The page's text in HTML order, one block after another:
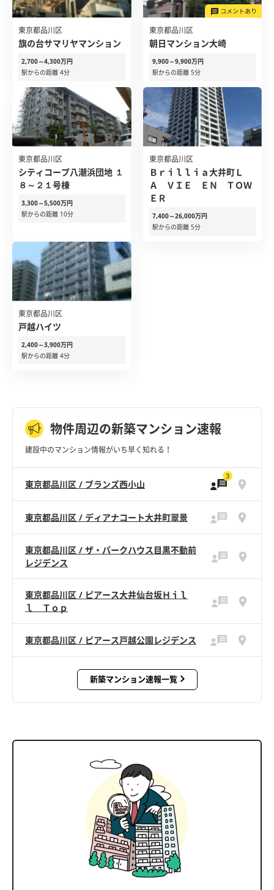
東京都品川区
旗の台サマリヤマンション
2,700～4,300万円
駅からの距離 4分
東京都品川区
朝日マンション大崎
9,900～9,900万円
駅からの距離 5分
東京都品川区
シティコープ八潮浜団地 １
８～２１号棟
3,300～5,500万円
駅からの距離 10分
東京都品川区
Ｂｒｉｌｌｉａ大井町Ｌ
Ａ ＶＩＥ ＥＮ ＴＯＷ
ＥＲ
7,400～26,000万円
駅からの距離 5分
東京都品川区
戸越ハイツ
2,400～3,900万円
駅からの距離 4分
物件周辺の新築マンション速報
建設中のマンション情報がいち早く知れる！
東京都品川区 / ブランズ西小山
3
東京都品川区 / ディアナコート大井町翠景
東京都品川区 / ザ・パークハウス目黒不動前
レジデンス
東京都品川区 / ピアース大井仙台坂Ｈｉｌ
ｌ Ｔｏｐ
東京都品川区 / ピアース戸越公園レジデンス
新築マンション速報一覧